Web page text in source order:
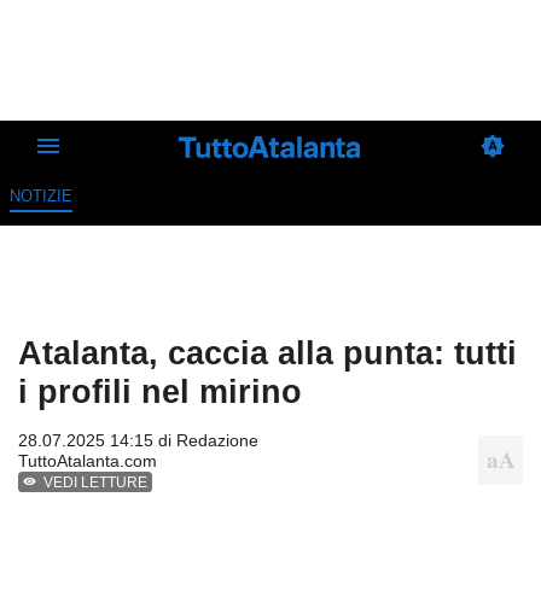
NOTIZIE
Atalanta, caccia alla punta: tutti
i profili nel mirino
28.07.2025 14:15 di Redazione
TuttoAtalanta.com
VEDI LETTURE